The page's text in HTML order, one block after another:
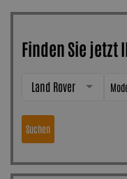
Finden Sie jetzt
Land Rover
Suchen